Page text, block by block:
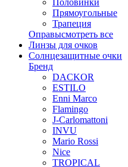
Прямоугольные
Трапеция
Оправысмотреть все
Линзы для очков
Солнцезащитные очки
Бренд
DACKOR
ESTILO
Enni Marco
Flamingo
J-Carlomattoni
INVU
Mario Rossi
Nice
TROPICAL